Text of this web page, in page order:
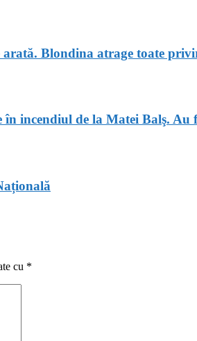
Blondina atrage toate
în incendiul de la Matei Balş. Au
cu *